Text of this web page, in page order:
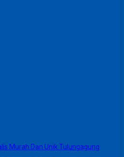
Murah Dan Unik Tulungagung